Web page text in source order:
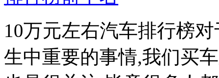
10万元左右汽车排行榜
生中重要的事情,我们买